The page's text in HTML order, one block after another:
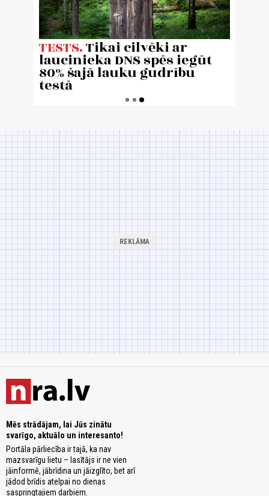
Mēs strādājam, lai Jūs zinātu
svarīgo, aktuālo un interesanto!
Portāla pārliecība ir tajā, ka nav
mazsvarīgu lietu – lasītājs ir ne vien
jāinformē, jābrīdina un jāizglīto, bet arī
jādod brīdis atelpai no dienas
saspringtajiem darbiem.